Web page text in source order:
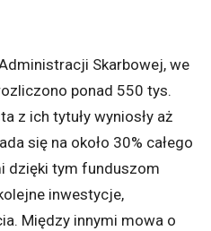
Skarbowej, we
ponad 550 tys.
z ich tytuły wyniosły aż
się na około 30% całego
dzięki tym funduszom
inwestycje,
Między innymi mowa o